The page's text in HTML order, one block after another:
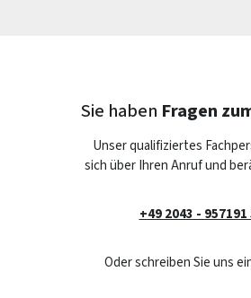
Sie haben Fragen
Unser qualifiziertes
sich über Ihren Anruf und
+49 2043 - 957191
Oder schreiben Sie uns